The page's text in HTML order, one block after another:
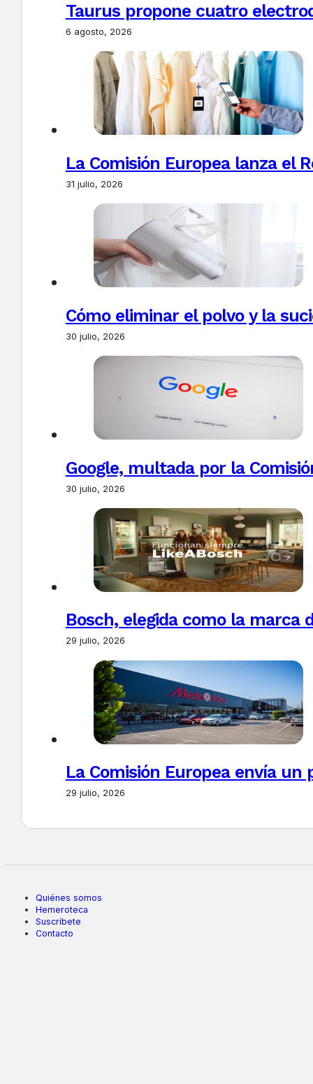
Taurus propone cuatro
6 agosto, 2026
La Comisión Europea lanza el
31 julio, 2026
Cómo eliminar el polvo y la
30 julio, 2026
Google, multada por la
30 julio, 2026
Bosch, elegida como la marca
29 julio, 2026
La Comisión Europea envía un
29 julio, 2026
Quiénes somos
Hemeroteca
Suscríbete
Contacto